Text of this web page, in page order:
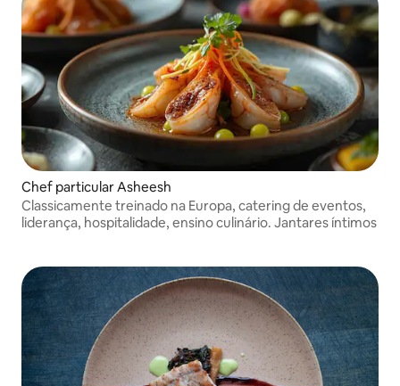
Chef particular Asheesh
Classicamente treinado na Europa, catering de eventos,
liderança, hospitalidade, ensino culinário. Jantares íntimos